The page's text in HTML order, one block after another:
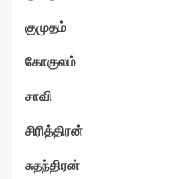
குமுதம்
கோகுலம்
சாவி
சிரித்திரன்
சுதந்திரன்